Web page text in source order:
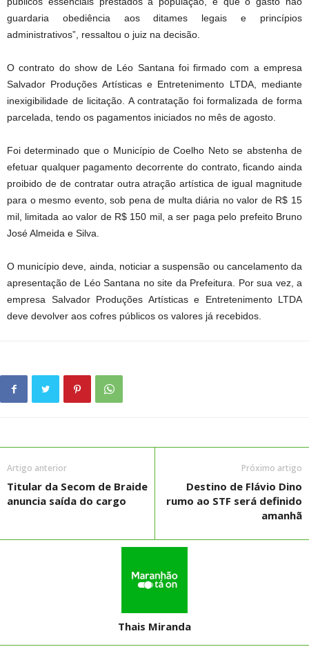
guardaria obediência aos ditames legais e princípios
administrativos”, ressaltou o juiz na decisão.
O contrato do show de Léo Santana foi firmado com a empresa
Salvador Produções Artísticas e Entretenimento LTDA, mediante
inexigibilidade de licitação. A contratação foi formalizada de forma
parcelada, tendo os pagamentos iniciados no mês de agosto.
Foi determinado que o Município de Coelho Neto se abstenha de
efetuar qualquer pagamento decorrente do contrato, ficando ainda
proibido de de contratar outra atração artística de igual magnitude
para o mesmo evento, sob pena de multa diária no valor de R$ 15
mil, limitada ao valor de R$ 150 mil, a ser paga pelo prefeito Bruno
José Almeida e Silva.
O município deve, ainda, noticiar a suspensão ou cancelamento da
apresentação de Léo Santana no site da Prefeitura. Por sua vez, a
empresa Salvador Produções Artísticas e Entretenimento LTDA
deve devolver aos cofres públicos os valores já recebidos.
Artigo anterior
Titular da Secom de Braide
anuncia saída do cargo
Próximo artigo
Destino de Flávio Dino
rumo ao STF será definido
amanhã
Thais Miranda